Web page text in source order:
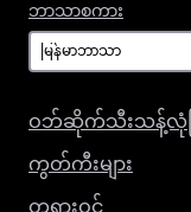
ဘာသာစကား
ဝဘ်ဆိုက်သီးသန့်လုံခ
ကွတ်ကီးများ
တရားဝင်